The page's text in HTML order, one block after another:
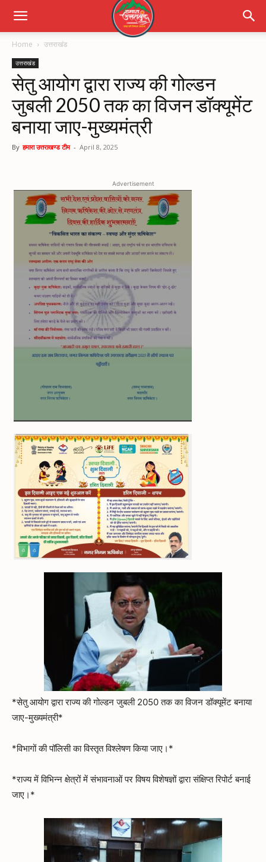
Home उत्तराखंड
उत्तराखंड
सेतु आयोग द्वारा राज्य की गोल्डन
जुबली 2050 तक का विजन डॉक्यूमेंट
बनाया जाए-मुख्यमंत्री
By हमारा उत्तराखण्ड टीम - April 8, 2025
Advertisement
*सेतु आयोग द्वारा राज्य की गोल्डन जुबली 2050 तक का विजन डॉक्यूमेंट बनाया
जाए-मुख्यमंत्री*
*विभागों की पॉलिसी का विस्तृत विश्लेषण किया जाए।*
*राज्य में विभिन्न क्षेत्रों में संभावनाओं पर विषय विशेषज्ञों द्वारा संक्षिप्त रिपोर्ट बनाई
जाए।*